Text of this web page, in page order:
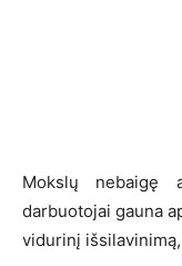
Mokslų nebaigę
darbuotojai gauna
vidurinį